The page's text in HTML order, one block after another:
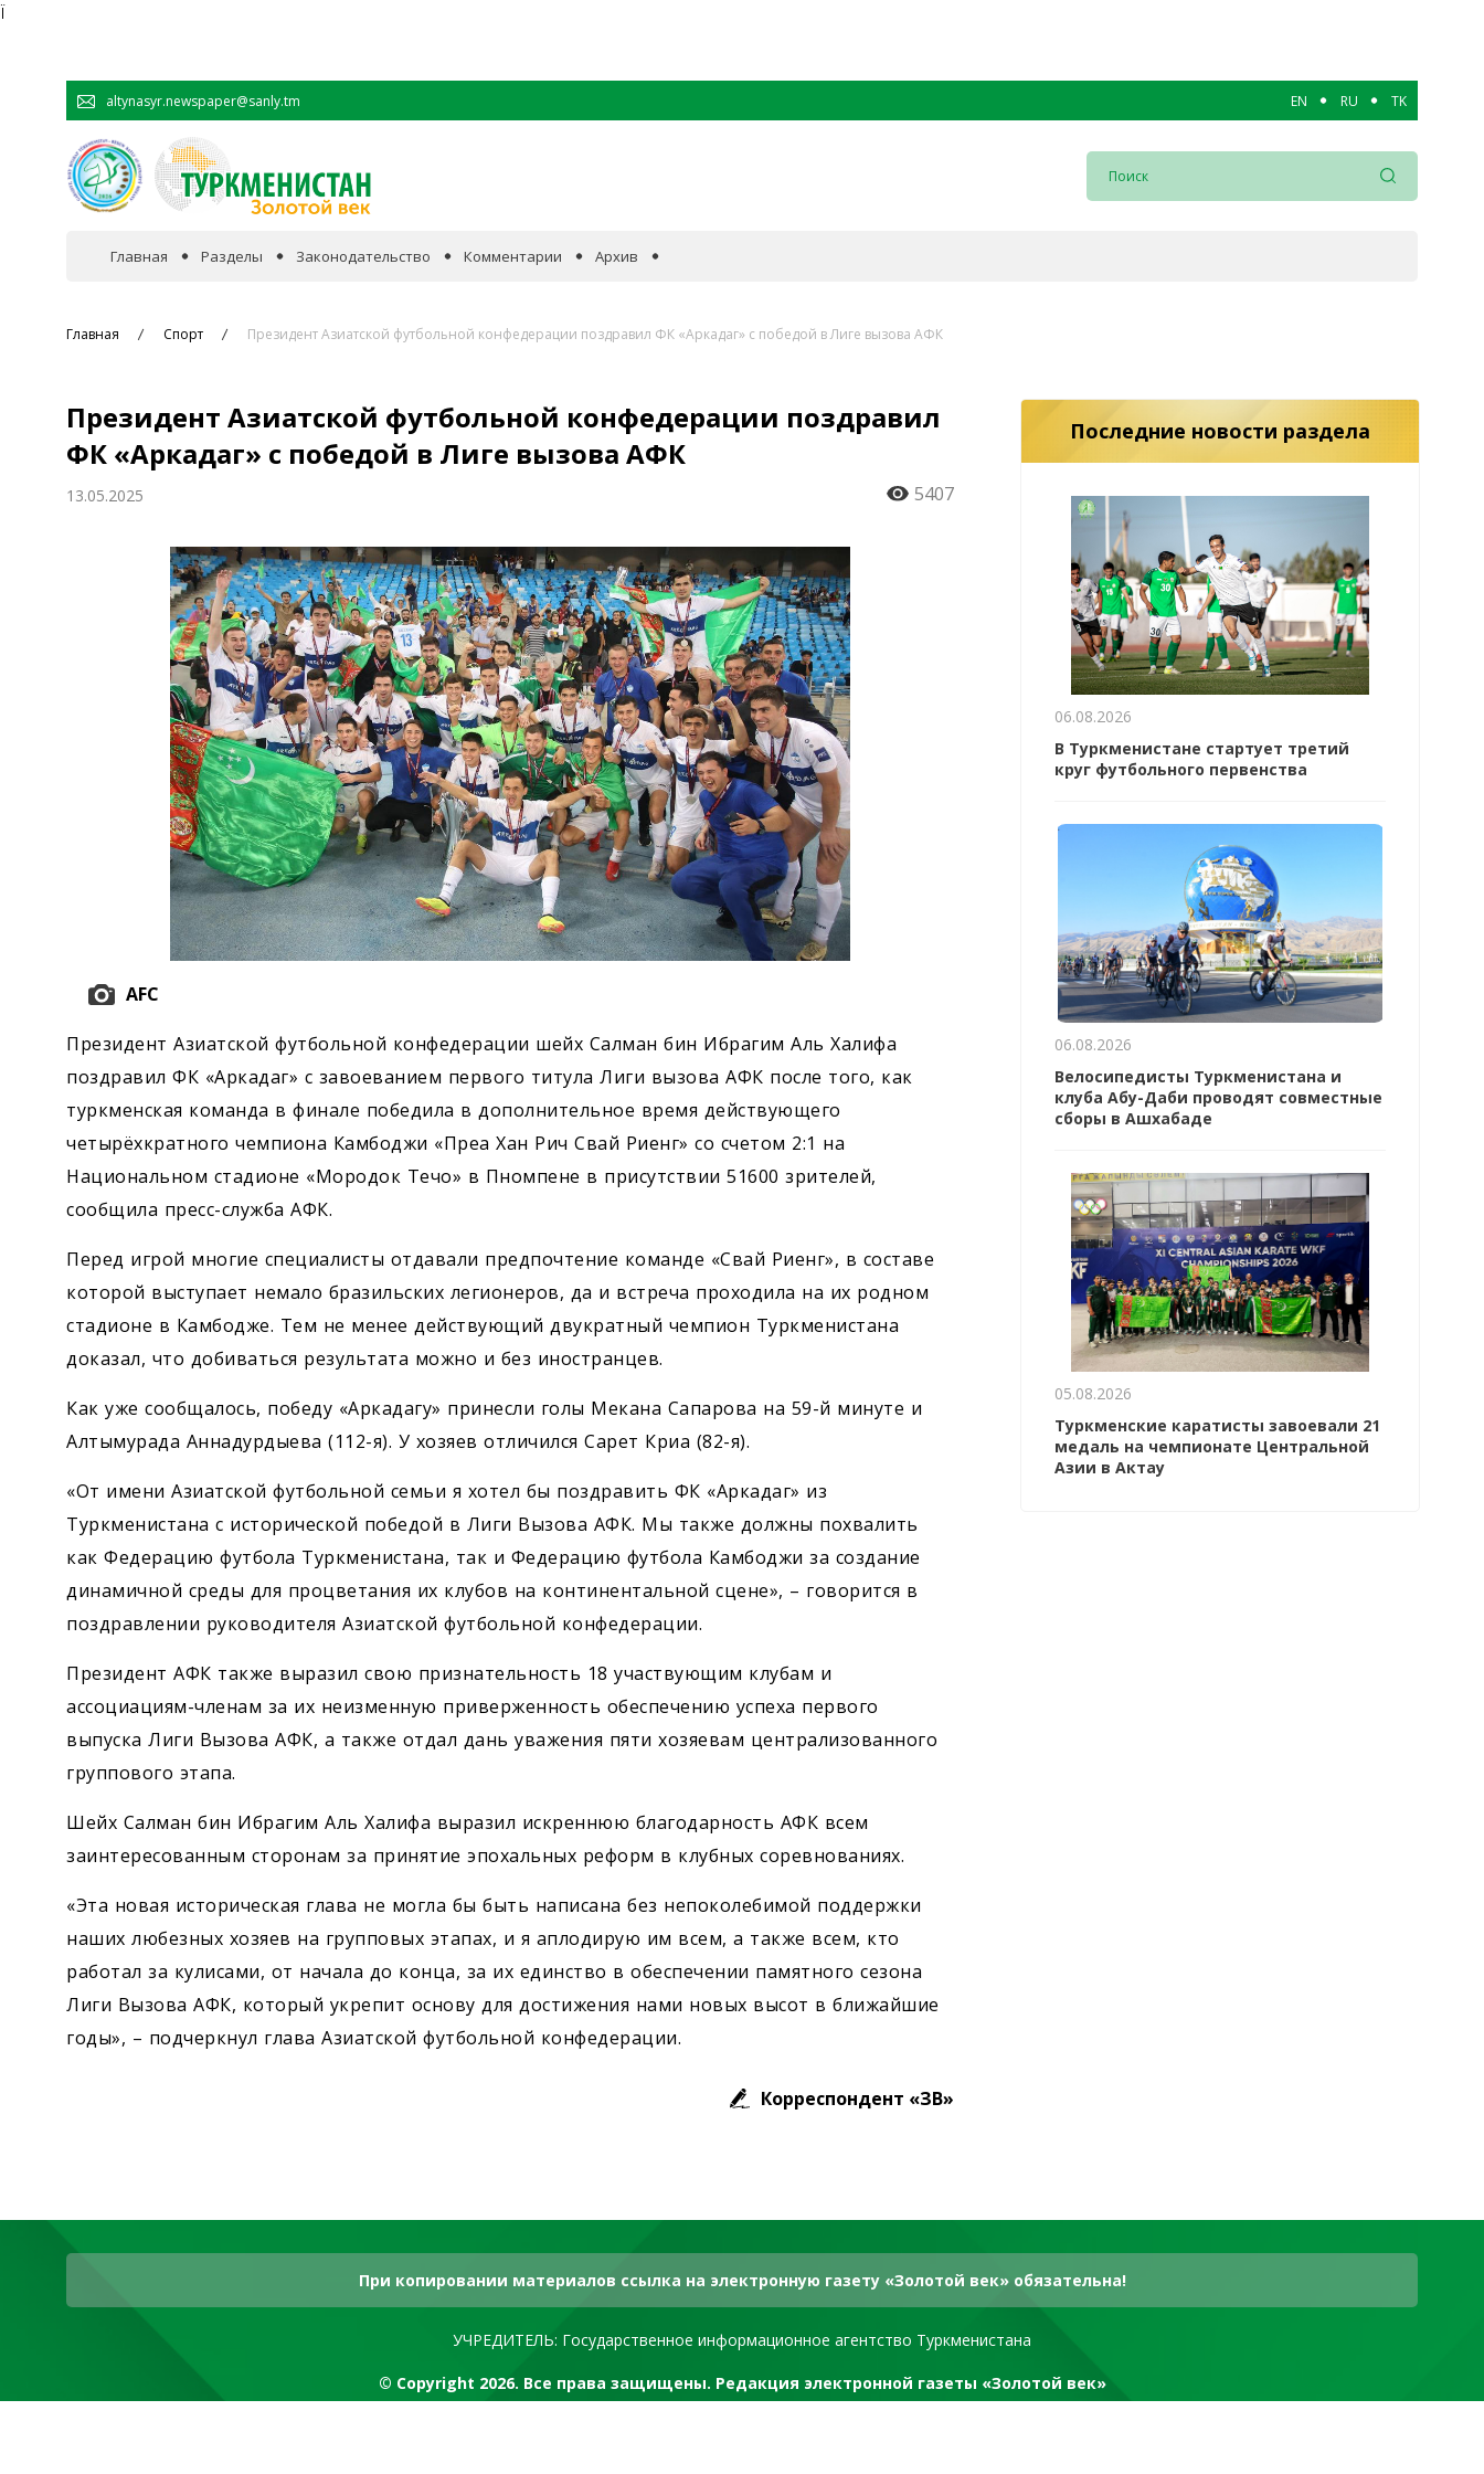
Ï
altynasyr.newspaper@sanly.tm EN RU TK
Главная Разделы
Общество
Культура
Наука
Спорт
Законодательство Комментарии Архив
Главная Спорт Президент Азиатской футбольной конфедерации поздравил ФК «Аркадаг» с победой в Лиге вызова АФК
Президент Азиатской футбольной конфедерации поздравил
ФК «Аркадаг» с победой в Лиге вызова АФК
13.05.2025 5407
AFC
Президент Азиатской футбольной конфедерации шейх Салман бин Ибрагим Аль Халифа
поздравил ФК «Аркадаг» с завоеванием первого титула Лиги вызова АФК после того, как
туркменская команда в финале победила в дополнительное время действующего
четырёхкратного чемпиона Камбоджи «Преа Хан Рич Свай Риенг» со счетом 2:1 на
Национальном стадионе «Мородок Течо» в Пномпене в присутствии 51600 зрителей,
сообщила пресс-служба АФК.
Перед игрой многие специалисты отдавали предпочтение команде «Свай Риенг», в составе
которой выступает немало бразильских легионеров, да и встреча проходила на их родном
стадионе в Камбодже. Тем не менее действующий двукратный чемпион Туркменистана
доказал, что добиваться результата можно и без иностранцев.
Как уже сообщалось, победу «Аркадагу» принесли голы Мекана Сапарова на 59-й минуте и
Алтымурада Аннадурдыева (112-я). У хозяев отличился Сарет Криа (82-я).
«От имени Азиатской футбольной семьи я хотел бы поздравить ФК «Аркадаг» из
Туркменистана с исторической победой в Лиги Вызова АФК. Мы также должны похвалить
как Федерацию футбола Туркменистана, так и Федерацию футбола Камбоджи за создание
динамичной среды для процветания их клубов на континентальной сцене», – говорится в
поздравлении руководителя Азиатской футбольной конфедерации.
Президент АФК также выразил свою признательность 18 участвующим клубам и
ассоциациям-членам за их неизменную приверженность обеспечению успеха первого
выпуска Лиги Вызова АФК, а также отдал дань уважения пяти хозяевам централизованного
группового этапа.
Шейх Салман бин Ибрагим Аль Халифа выразил искреннюю благодарность АФК всем
заинтересованным сторонам за принятие эпохальных реформ в клубных соревнованиях.
«Эта новая историческая глава не могла бы быть написана без непоколебимой поддержки
наших любезных хозяев на групповых этапах, и я аплодирую им всем, а также всем, кто
работал за кулисами, от начала до конца, за их единство в обеспечении памятного сезона
Лиги Вызова АФК, который укрепит основу для достижения нами новых высот в ближайшие
годы», – подчеркнул глава Азиатской футбольной конфедерации.
Корреспондент «ЗВ»
Последние новости раздела
06.08.2026
В Туркменистане стартует третий
круг футбольного первенства
06.08.2026
Велосипедисты Туркменистана и
клуба Абу-Даби проводят совместные
сборы в Ашхабаде
05.08.2026
Туркменские каратисты завоевали 21
медаль на чемпионате Центральной
Азии в Актау
При копировании материалов ссылка на электронную газету «Золотой век» обязательна!
УЧРЕДИТЕЛЬ: Государственное информационное агентство Туркменистана
© Copyright 2026. Все права защищены. Редакция электронной газеты «Золотой век»